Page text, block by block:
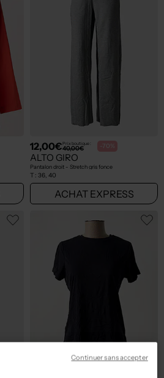
12,00€Prix boutique :
40,00€ -70%
ALTO GIRO
Pantalon droit - Stretch gris fonce
T : 36, 40
ACHAT EXPRESS
Continuer sans accepter